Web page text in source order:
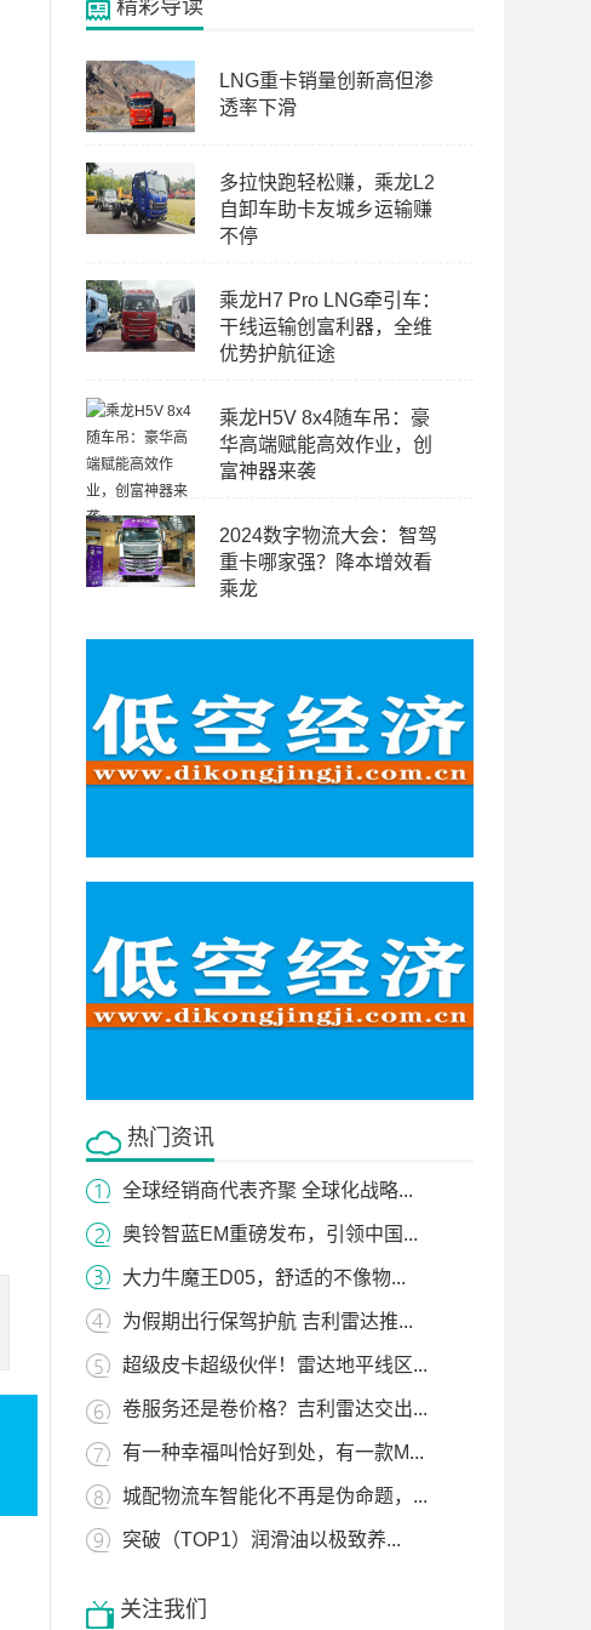
精彩导读
LNG重卡销量创新高但渗
透率下滑
多拉快跑轻松赚，乘龙L2
自卸车助卡友城乡运输赚
不停
乘龙H7 Pro LNG牵引车：
干线运输创富利器，全维
优势护航征途
乘龙H5V 8x4随车吊：豪
华高端赋能高效作业，创
富神器来袭
2024数字物流大会：智驾
重卡哪家强？降本增效看
乘龙
热门资讯
全球经销商代表齐聚 全球化战略...
奥铃智蓝EM重磅发布，引领中国...
大力牛魔王D05，舒适的不像物...
为假期出行保驾护航 吉利雷达推...
超级皮卡超级伙伴！雷达地平线区...
卷服务还是卷价格？吉利雷达交出...
有一种幸福叫恰好到处，有一款M...
城配物流车智能化不再是伪命题，...
突破（TOP1）润滑油以极致养...
关注我们